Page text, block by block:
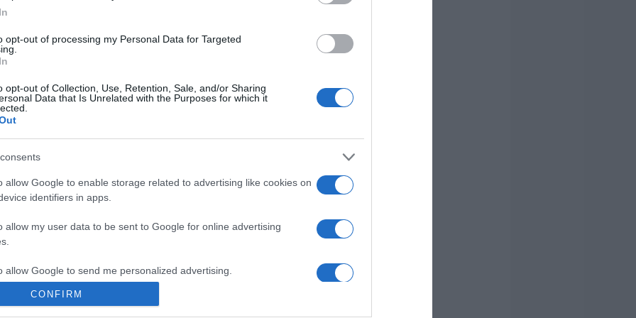
opt-out of processing my Personal Data for Targeted
opt-out of Collection, Use, Retention, Sale, and/or Sharing
Data that Is Unrelated with the Purposes for which it
allow Google to enable storage related to advertising like cookies on
identifiers in apps.
allow my user data to be sent to Google for online advertising
allow Google to send me personalized advertising.
allow Google to enable storage related to analytics like cookies on
CONFIRM
a barackpürével és ráfektetjük a másik lapot.
csomag vaníliás cukrot, a maradék cukrot. A
citromdarabokat. Mentalevelekkel,